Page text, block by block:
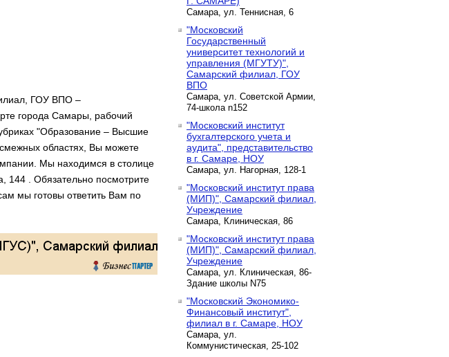
ГОУ ВПО –
города Самары, рабочий
"Образование – Высшие
областях, Вы можете
Мы находимся в столице
144 . Обязательно посмотрите
мы готовы ответить Вам по
Самара, ул. Теннисная, 6
"Московский
Государственный
университет технологий и
управления (МГУТУ)",
Самарский филиал, ГОУ
ВПО
Самара, ул. Советской Армии,
74-школа n152
"Московский институт
бухгалтерского учета и
аудита", представительство
в г. Самаре, НОУ
Самара, ул. Нагорная, 128-1
"Московский институт права
(МИП)", Самарский филиал,
Учреждение
Самара, Клиническая, 86
"Московский институт права
(МИП)", Самарский филиал,
Учреждение
Самара, ул. Клиническая, 86-
Здание школы N75
"Московский Экономико-
Финансовый институт",
филиал в г. Самаре, НОУ
Самара, ул.
Коммунистическая, 25-102